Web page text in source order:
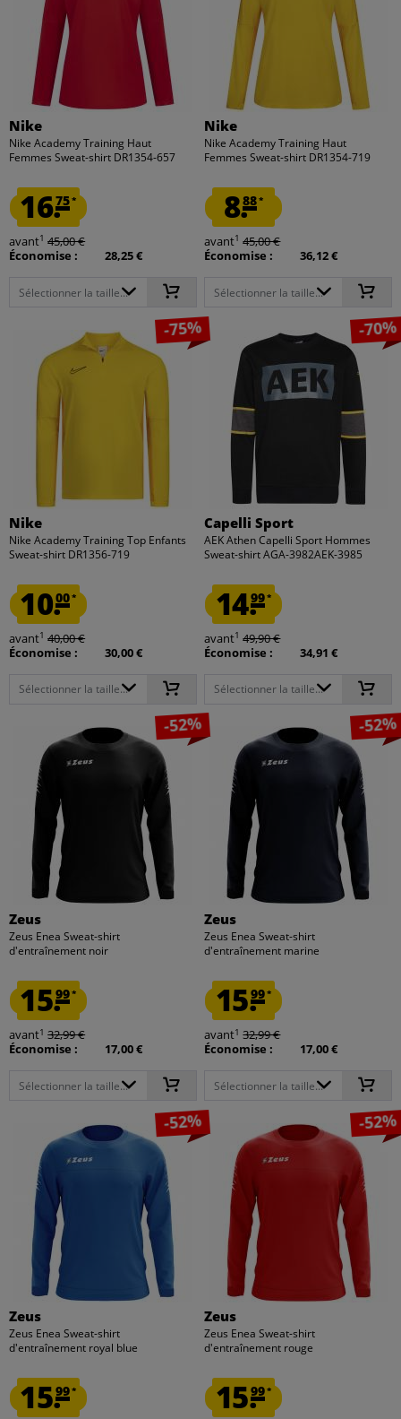
Nike
Nike Academy Training Haut
Femmes Sweat-shirt DR1354-657
16.75*
avant1 45,00 €
Économise :
28,25 €
Sélectionner la taille...
Nike
Nike Academy Training Haut
Femmes Sweat-shirt DR1354-719
8.88*
avant1 45,00 €
Économise :
36,12 €
Sélectionner la taille...
-75%
Nike
Nike Academy Training Top Enfants
Sweat-shirt DR1356-719
10.00*
avant1 40,00 €
Économise :
30,00 €
Sélectionner la taille...
-70%
Capelli Sport
AEK Athen Capelli Sport Hommes
Sweat-shirt AGA-3982AEK-3985
14.99*
avant1 49,90 €
Économise :
34,91 €
Sélectionner la taille...
-52%
Zeus
Zeus Enea Sweat-shirt
d'entraînement noir
15.99*
avant1 32,99 €
Économise :
17,00 €
Sélectionner la taille...
-52%
Zeus
Zeus Enea Sweat-shirt
d'entraînement marine
15.99*
avant1 32,99 €
Économise :
17,00 €
Sélectionner la taille...
-52%
Zeus
Zeus Enea Sweat-shirt
d'entraînement royal blue
15.99*
-52%
Zeus
Zeus Enea Sweat-shirt
d'entraînement rouge
15.99*